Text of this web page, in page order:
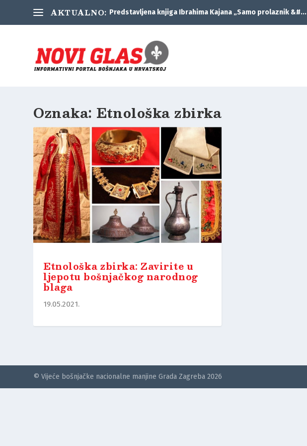
AKTUALNO: Predstavljena knjiga Ibrahima Kajana „Samo prolaznik &#...
Oznaka: Etnološka zbirka
Etnološka zbirka: Zavirite u
ljepotu bošnjačkog narodnog
blaga
19.05.2021.
© Vijeće bošnjačke nacionalne manjine Grada Zagreba 2026